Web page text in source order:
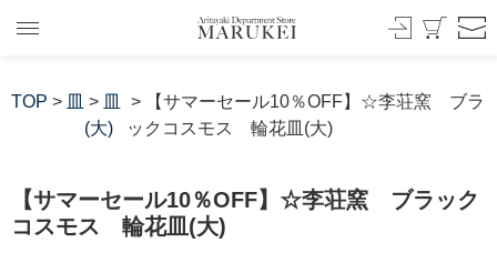
TOP > 皿 > 皿
(大)
> 【サマーセール10％OFF】☆李荘窯 ブラ
ックコスモス 輪花皿(大)
【サマーセール10％OFF】☆李荘窯 ブラック
コスモス 輪花皿(大)